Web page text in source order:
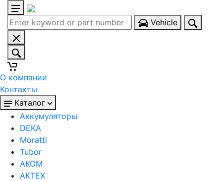
Vehicle
О компании
Контакты
Каталог
Аккумуляторы
DEKA
Moratti
Tubor
АКОМ
АКТЕХ